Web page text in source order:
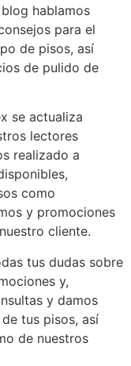
hablamos
para el
de pisos, así
de pulido de
se actualiza
lectores
realizado a
como
y promociones
cliente.
tus dudas sobre
y,
y damos
tus pisos, así
de nuestros